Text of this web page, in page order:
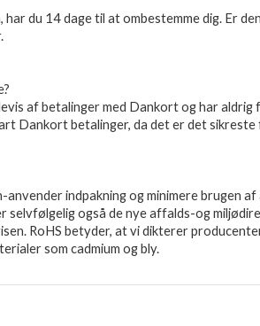
du 14 dage til at ombestemme dig. Er
af betalinger med Dankort og har aldrig
Dankort betalinger, da det er det
indpakning og minimere brugen
også de nye affalds-og
RoHS betyder, at vi dikterer
som cadmium og bly.